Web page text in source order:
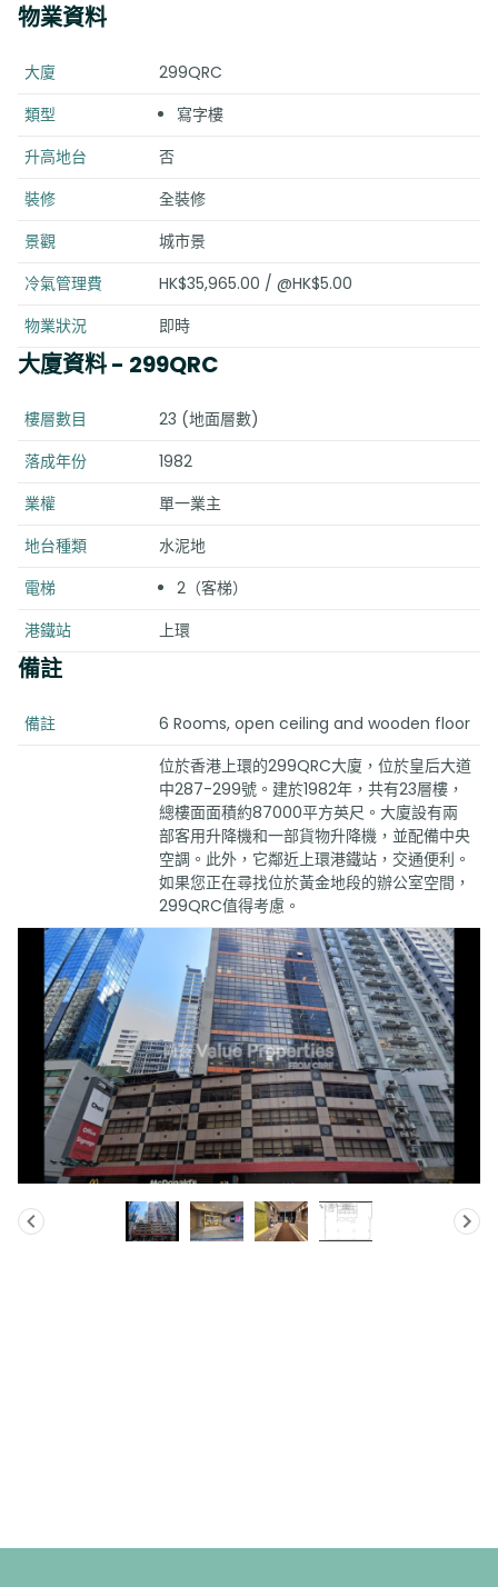
物業資料
大廈
299QRC
類型
寫字樓
升高地台
否
裝修
全裝修
景觀
城市景
冷氣管理費
HK$35,965.00 / @HK$5.00
物業狀況
即時
大廈資料- 299QRC
樓層數目
23 (地面層數)
落成年份
1982
業權
單一業主
地台種類
水泥地
電梯
2（客梯）
港鐵站
上環
備註
備註
6 Rooms, open ceiling and wooden floor
位於香港上環的299QRC大廈，位於皇后大道
中287-299號。建於1982年，共有23層樓，
總樓面面積約87000平方英尺。大廈設有兩
部客用升降機和一部貨物升降機，並配備中央
空調。此外，它鄰近上環港鐵站，交通便利。
如果您正在尋找位於黃金地段的辦公室空間，
299QRC值得考慮。